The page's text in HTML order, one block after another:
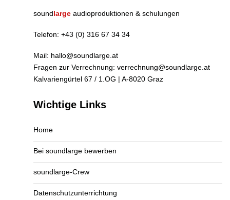
soundlarge audioproduktionen & schulungen
Telefon: +43 (0) 316 67 34 34
Mail: hallo@soundlarge.at
Fragen zur Verrechnung: verrechnung@soundlarge.at
Kalvariengürtel 67 / 1.OG | A-8020 Graz
Wichtige Links
Home
Bei soundlarge bewerben
soundlarge-Crew
Datenschutzunterrichtung